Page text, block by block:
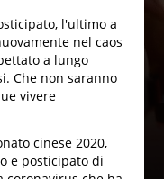
l'ultimo a
nel caos
a lungo
Che non saranno
vivere
cinese 2020,
e posticipato di